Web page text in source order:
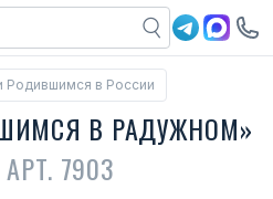
Родившимся в России
В РАДУЖНОМ»
АРТ. 7903